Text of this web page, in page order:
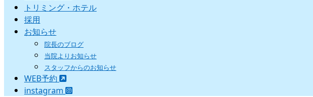
トリミング・ホテル
採用
お知らせ
院長のブログ
当院よりお知らせ
スタッフからのお知らせ
WEB予約
instagram